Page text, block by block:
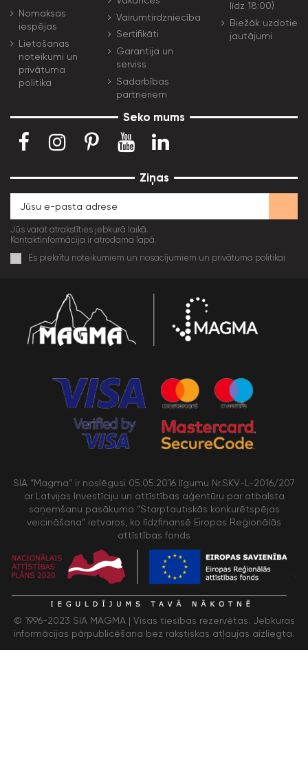
Nomaksas
iespējas
Lietošanas
noteikumi un
privātuma
politika
Vairumtirdzniecība
Sertifikāti
Garantija un
serviss
Sadarbības
partneriem
līdz 18:00)
Biežāk uzdotie
jautājumi
Seko mums
Ziņas
Jūs varat atrakstīties jebkurā laikā.
Kontaktinformācija ir atrodama lapā.
Es piekrītu noteikumiem un nosacījumiem un privātuma politikai
SIA “Magma” ir noslēgusi 05.05.2016 līgumu Nr.SKV-L-2016/207
ar Latvijas Investīciju un attīstības aģentūru par atbalsta
saņemšanu pasākuma “Starptautiskās konkurētspējas
veicināšana” ietvaros, ko līdzfinansē Eiropas Reģionālās
attīstības fonds
© 1996-2023 SIA MAGMA | Visas tiesības rezervētas. Jebkuras
informācijas pārpublicēšana bez rakstiskas atļaujas aizliegta.